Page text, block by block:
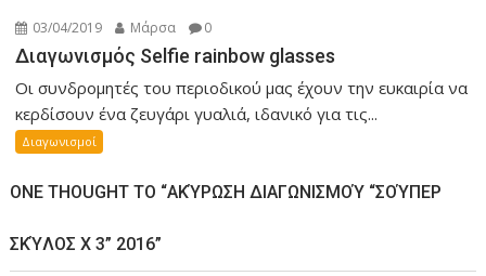
03/04/2019 Μάρσα 0
Διαγωνισμός Selfie rainbow glasses
Οι συνδρομητές του περιοδικού μας έχουν την ευκαιρία να
κερδίσουν ένα ζευγάρι γυαλιά, ιδανικό για τις...
Διαγωνισμοί
ONE THOUGHT TO “ΑΚΎΡΩΣΗ ΔΙΑΓΩΝΙΣΜΟΎ “ΣΟΎΠΕΡ
ΣΚΎΛΟΣ X 3” 2016”